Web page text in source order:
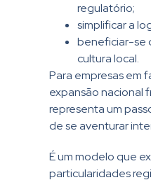
regulatório;
simplificar a
beneficiar-se
cultura local.
Para empresas em
expansão nacional
representa um
de se aventurar
É um modelo que
particularidades